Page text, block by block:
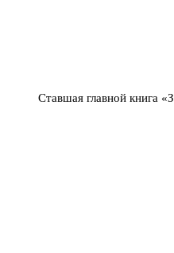
Ставшая главной книга